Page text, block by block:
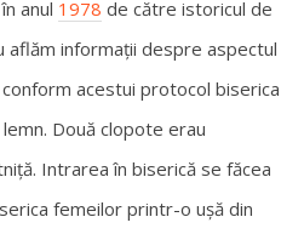
anul 1978 de către istoricul de
aflăm informații despre aspectul
acestui protocol biserica
Două clopote erau
Intrarea în biserică se făcea
femeilor printr-o ușă din